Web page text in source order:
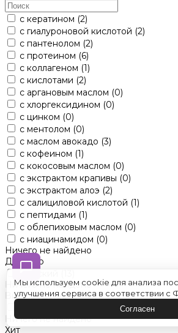
с кератином (2)
с гиалуроновой кислотой (2)
с пантенолом (2)
с протеином (6)
с коллагеном (1)
с кислотами (2)
с аргановым маслом (0)
с хлоргексидином (0)
с цинком (0)
с ментолом (0)
с маслом авокадо (3)
с кофеином (1)
с кокосовым маслом (0)
с экстрактом крапивы (0)
с экстрактом алоэ (2)
с салициловой кислотой (1)
с пептидами (1)
с облепиховым маслом (0)
с ниацинамидом (0)
Ничего не найдено
Для кого
Ничего не найдено
Вид средства
Ничего не найдено
Хит
Мы используем cookie для анализа
улучшения сервиса в соответствии с
Согласен